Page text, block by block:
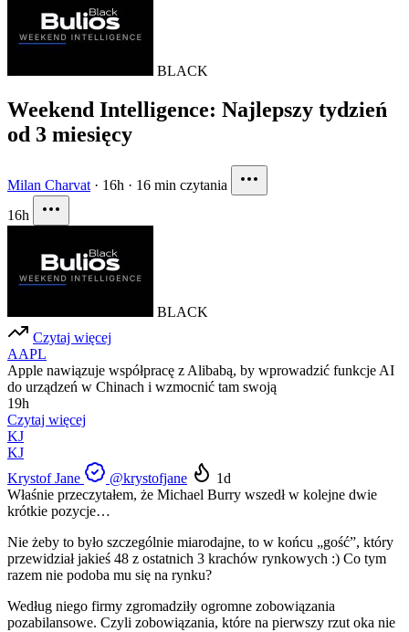
BLACK
Weekend Intelligence: Najlepszy tydzień
od 3 miesięcy
Milan Charvat · 16h · 16 min czytania
16h
BLACK
Czytaj więcej
AAPL
Apple nawiązuje współpracę z Alibabą, by wprowadzić funkcje AI
do urządzeń w Chinach i wzmocnić tam swoją
19h
Czytaj więcej
KJ
KJ
Krystof Jane
@krystofjane
1d
Właśnie przeczytałem, że Michael Burry wszedł w kolejne dwie
krótkie pozycje…
Nie żeby to było szczególnie miarodajne, to w końcu „gość”, który
przewidział jakieś 48 z ostatnich 3 krachów rynkowych :) Co tym
razem nie podoba mu się na rynku?
Według niego firmy zgromadziły ogromne zobowiązania
pozabilansowe. Czyli zobowiązania, które na pierwszy rzut oka nie